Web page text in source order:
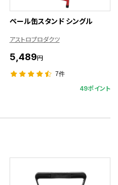
ペール缶スタンド シングル
アストロプロダクツ
5,489円
7件
49ポイント